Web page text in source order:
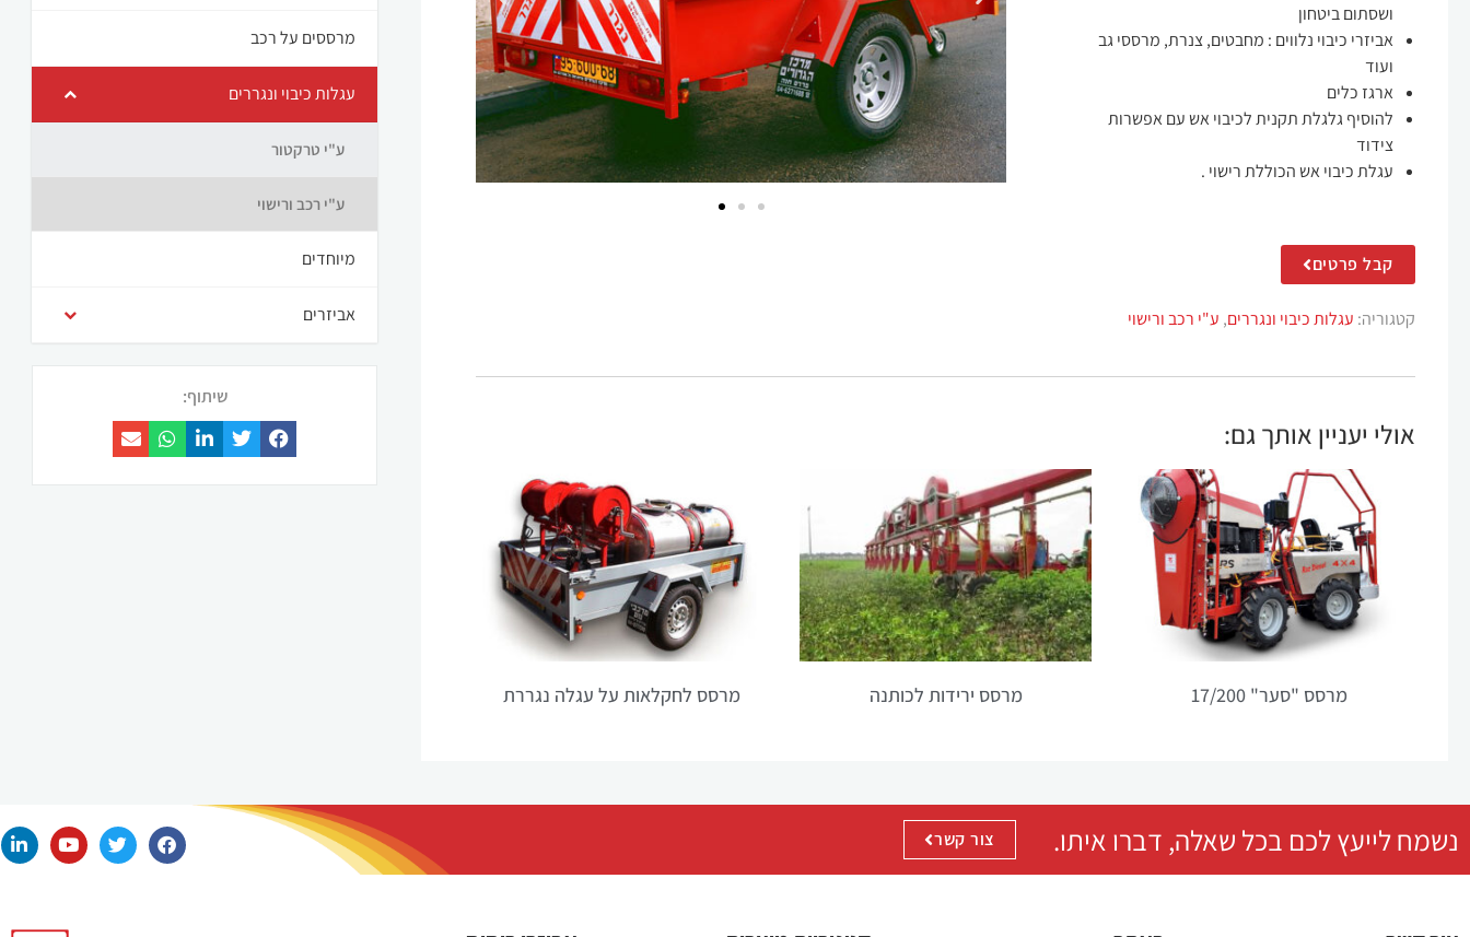
ושסתום ביטחון
אביזרי כיבוי נלווים : מחבטים, צנרת, מרססי גב
ועוד
ארגז כלים
להוסיף גלגלתתקניתלכיבוי אש עם אפשרות
צידוד
עגלת כיבוי אש הכוללת רישוי .
קבל פרטים
קטגוריה: עגלות כיבוי ונגררים, ע"י רכב ורישוי
אולי יעניין אותך גם:
מרסס "סער" 17/200 מרסס ירידות לכותנה מרסס לחקלאות על עגלה נגררת
מרססים על רכב
עגלות כיבוי ונגררים
ע"י טרקטור
ע"י רכב ורישוי
מיוחדים
אביזרים
שיתוף:
נשמח לייעץ לכם בכל שאלה, דברו איתו. צור קשר
חיוניים
קובצי
Cookie
סטטיסטיקה
האתר,
בהתבסס על
אופן השימוש
באתר.
חוויית
משתנש
על מנת